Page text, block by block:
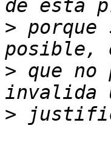
>
> que
>